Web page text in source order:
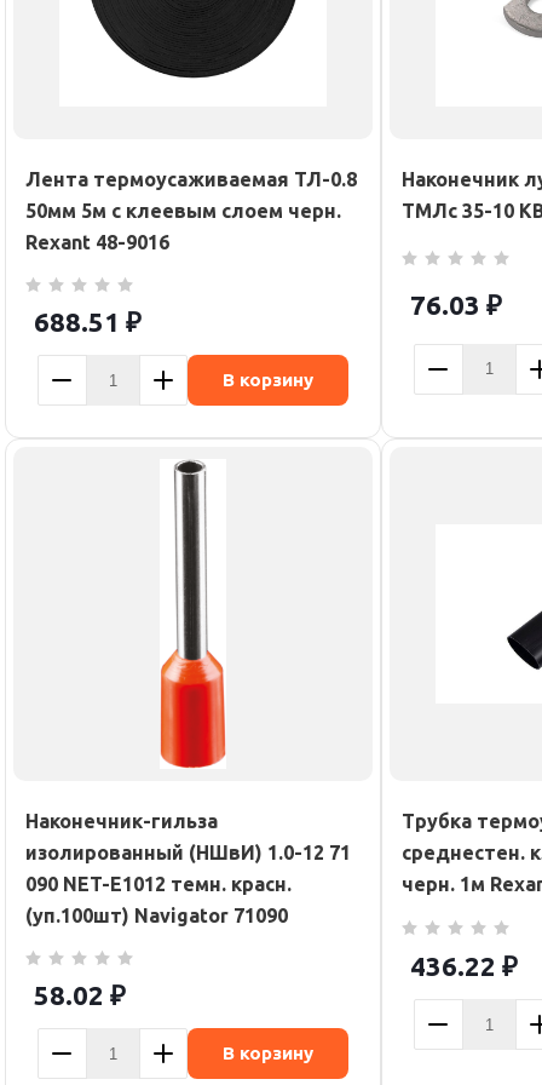
Лента термоусаживаемая ТЛ-0.8
50мм 5м с клеевым слоем черн.
Rexant 48-9016
688.51 ₽
В корзину
Наконечник
ТМЛс 35-10
76.03 ₽
Наконечник-гильза
изолированный (НШвИ) 1.0-12 71
090 NET-Е1012 темн. красн.
(уп.100шт) Navigator 71090
58.02 ₽
В корзину
Трубка
среднестен.
черн. 1м
436.22 ₽